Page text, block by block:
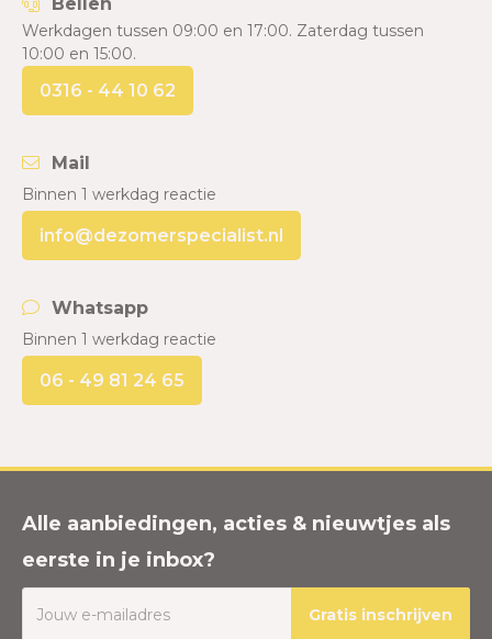
Bellen
Werkdagen tussen 09:00 en 17:00. Zaterdag tussen
10:00 en 15:00.
0316 - 44 10 62
Mail
Binnen 1 werkdag reactie
info@dezomerspecialist.nl
Whatsapp
Binnen 1 werkdag reactie
06 - 49 81 24 65
Alle aanbiedingen, acties & nieuwtjes als
eerste in je inbox?
Gratis inschrijven